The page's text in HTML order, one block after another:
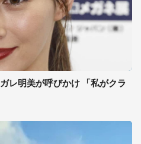
レ明美が呼びかけ 「私がクラ